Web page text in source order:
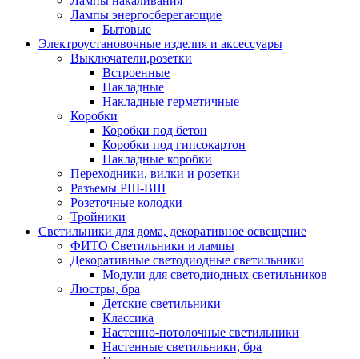
Лампы энергосберегающие
Бытовые
Электроустановочные изделия и аксессуары
Выключатели,розетки
Встроенные
Накладные
Накладные герметичные
Коробки
Коробки под бетон
Коробки под гипсокартон
Накладные коробки
Переходники, вилки и розетки
Разъемы РШ-ВШ
Розеточные колодки
Тройники
Светильники для дома, декоративное освещение
ФИТО Светильники и лампы
Декоративные светодиодные светильники
Модули для светодиодных светильников
Люстры, бра
Детские светильники
Классика
Настенно-потолочные светильники
Настенные светильники, бра